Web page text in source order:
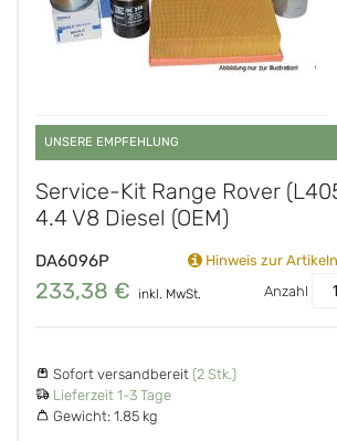
UNSERE EMPFEHLUNG
Service-Kit Range Rover
4.4 V8 Diesel (OEM)
DA6096P Hinweis zur
233,38 € inkl. MwSt. Anzahl
Sofort versandbereit (2 Stk.)
Lieferzeit 1-3 Tage
Gewicht: 1.85 kg